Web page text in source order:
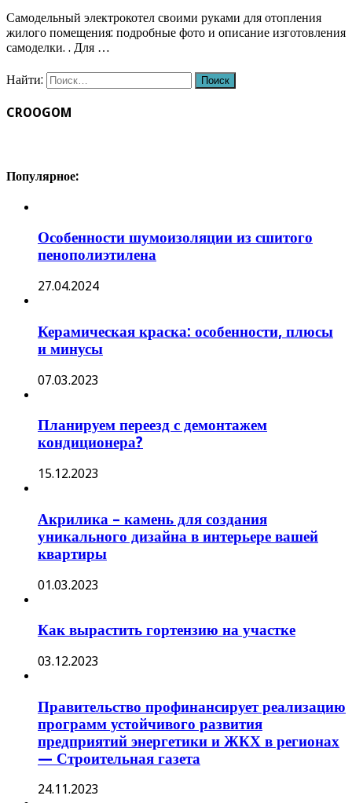
Самодельный электрокотел своими руками для отопления
жилого помещения: подробные фото и описание изготовления
самоделки. . Для …
Найти:
CROOGOM
Популярное:
Особенности шумоизоляции из сшитого
пенополиэтилена
27.04.2024
Керамическая краска: особенности, плюсы
и минусы
07.03.2023
Планируем переезд с демонтажем
кондиционера?
15.12.2023
Акрилика – камень для создания
уникального дизайна в интерьере вашей
квартиры
01.03.2023
Как вырастить гортензию на участке
03.12.2023
Правительство профинансирует реализацию
программ устойчивого развития
предприятий энергетики и ЖКХ в регионах
— Строительная газета
24.11.2023